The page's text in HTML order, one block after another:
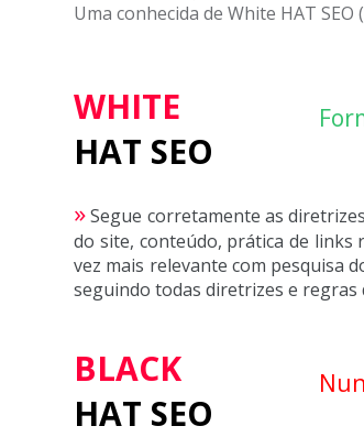
Uma conhecida de White HAT
WHITE
HAT SEO
»Segue corretamente as
do site, conteúdo, prática de links
vez mais relevante com pesquisa
seguindo todas diretrizes e regras
BLACK
HAT SEO